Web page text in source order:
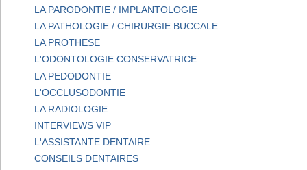
LA PARODONTIE / IMPLANTOLOGIE
LA PATHOLOGIE / CHIRURGIE BUCCALE
LA PROTHESE
L'ODONTOLOGIE CONSERVATRICE
LA PEDODONTIE
L'OCCLUSODONTIE
LA RADIOLOGIE
INTERVIEWS VIP
L'ASSISTANTE DENTAIRE
CONSEILS DENTAIRES